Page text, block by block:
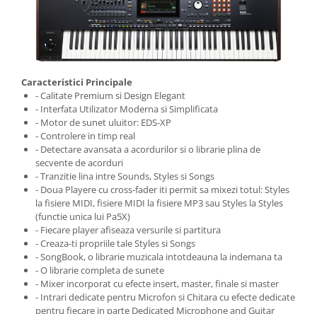
Cabluri de instrumente
Cabluri de microfon
Cabluri DMX
Cabluri la metru
Cabluri MIDI si audio digitale
Cabluri multicore
Conectori
Standuri stative si pupitre
Accesorii stative
Stative de mixer
Stative de partituri
Case-uri, rack, huse si genti
Case-uri universale
Pachete si bundle
Casti Audio
Caracteristici Principale
- Calitate Premium si Design Elegant
- Interfata Utilizator Moderna si Simplificata
- Motor de sunet uluitor: EDS-XP
- Controlere in timp real
- Detectare avansata a acordurilor si o librarie plina de
secvente de acorduri
- Tranzitie lina intre Sounds, Styles si Songs
- Doua Playere cu cross-fader iti permit sa mixezi totul: Styles
la fisiere MIDI, fisiere MIDI la fisiere MP3 sau Styles la Styles
(functie unica lui Pa5X)
- Fiecare player afiseaza versurile si partitura
- Creaza-ti propriile tale Styles si Songs
- SongBook, o librarie muzicala intotdeauna la indemana ta
- O librarie completa de sunete
- Mixer incorporat cu efecte insert, master, finale si master
- Intrari dedicate pentru Microfon si Chitara cu efecte dedicate
pentru fiecare in parte Dedicated Microphone and Guitar